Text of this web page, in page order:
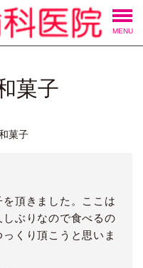
MENU
菓子
菓子
頂きました。ここは
ぶりなので食べるの
くり頂こうと思いま